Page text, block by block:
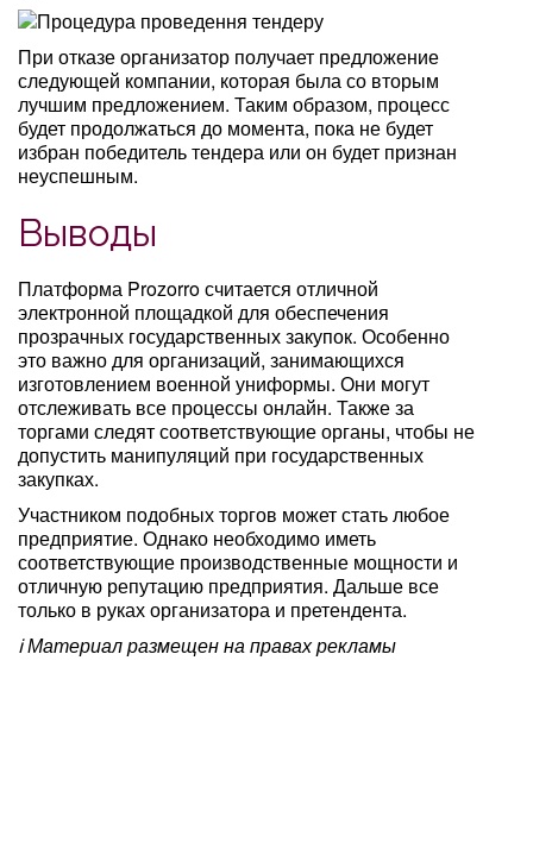
При отказе организатор получает предложение
следующей компании, которая была со вторым
лучшим предложением. Таким образом, процесс
будет продолжаться до момента, пока не будет
избран победитель тендера или он будет признан
неуспешным.
Выводы
Платформа Prozorro считается отличной
электронной площадкой для обеспечения
прозрачных государственных закупок. Особенно
это важно для организаций, занимающихся
изготовлением военной униформы. Они могут
отслеживать все процессы онлайн. Также за
торгами следят соответствующие органы, чтобы не
допустить манипуляций при государственных
закупках.
Участником подобных торгов может стать любое
предприятие. Однако необходимо иметь
соответствующие производственные мощности и
отличную репутацию предприятия. Дальше все
только в руках организатора и претендента.
ℹ️ Материал размещен на правах рекламы